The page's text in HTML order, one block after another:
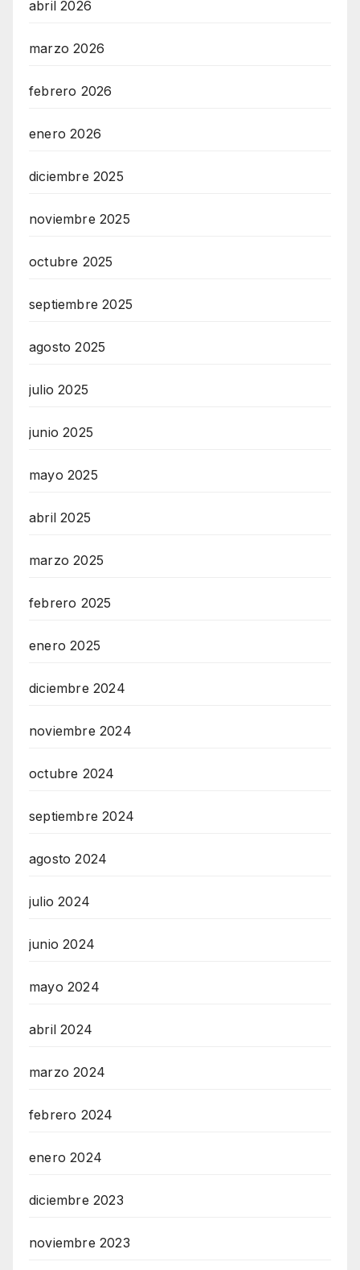
abril 2026
marzo 2026
febrero 2026
enero 2026
diciembre 2025
noviembre 2025
octubre 2025
septiembre 2025
agosto 2025
julio 2025
junio 2025
mayo 2025
abril 2025
marzo 2025
febrero 2025
enero 2025
diciembre 2024
noviembre 2024
octubre 2024
septiembre 2024
agosto 2024
julio 2024
junio 2024
mayo 2024
abril 2024
marzo 2024
febrero 2024
enero 2024
diciembre 2023
noviembre 2023